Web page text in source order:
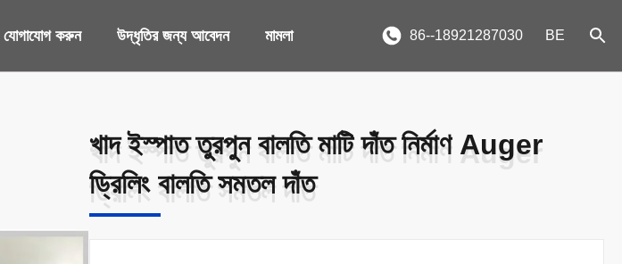
যোগাযোগ করুন উদ্ধৃতির জন্য আবেদন মামলা 86--18921287030 BE
খাদ ইস্পাত তুরপুন বালতি মাটি দাঁত নির্মাণ Auger
ড্রিলিং বালতি সমতল দাঁত
খাদ ইস্পাত তুরপুন বালতি মাটি দাঁত নির্মাণ Auger
ড্রিলিং বালতি সমতল দাঁত